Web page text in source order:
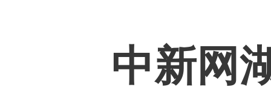
中新网